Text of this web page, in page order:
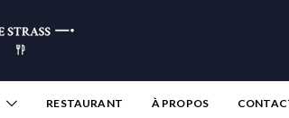
RESTAURANT À PROPOS